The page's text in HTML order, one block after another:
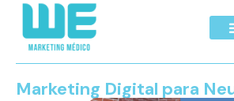
Marketing Digital para